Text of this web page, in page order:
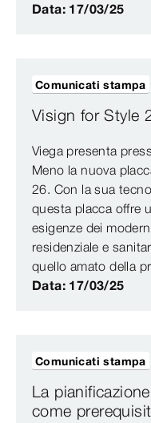
Data: 17/03/25
Visign for Style
Viega presenta
Meno la nuova
26. Con la sua
questa placca offre
esigenze dei
residenziale e
quello amato della
Data: 17/03/25
Comunicati stampa
La
come
Comunicati stampa